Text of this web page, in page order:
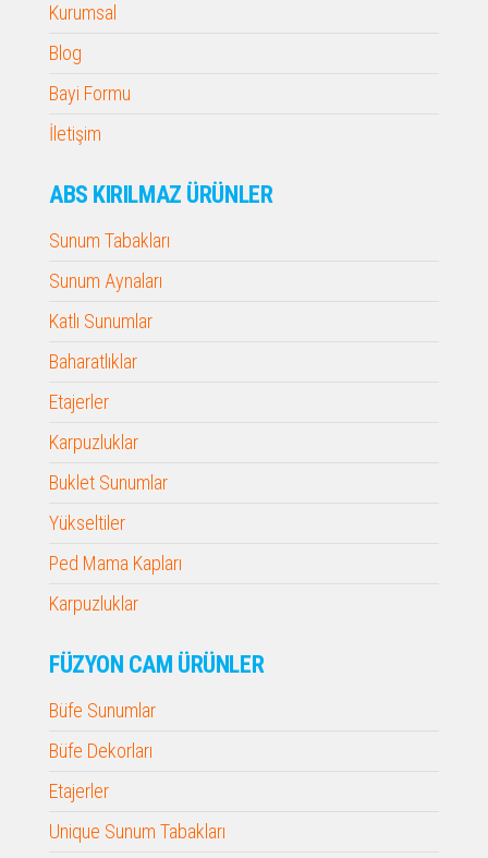
Kurumsal
Blog
Bayi Formu
İletişim
ABS KIRILMAZ ÜRÜNLER
Sunum Tabakları
Sunum Aynaları
Katlı Sunumlar
Baharatlıklar
Etajerler
Karpuzluklar
Buklet Sunumlar
Yükseltiler
Ped Mama Kapları
Karpuzluklar
FÜZYON CAM ÜRÜNLER
Büfe Sunumlar
Büfe Dekorları
Etajerler
Unique Sunum Tabakları